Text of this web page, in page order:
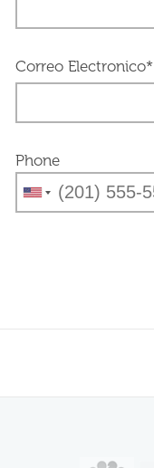
Correo Electronico*
Phone